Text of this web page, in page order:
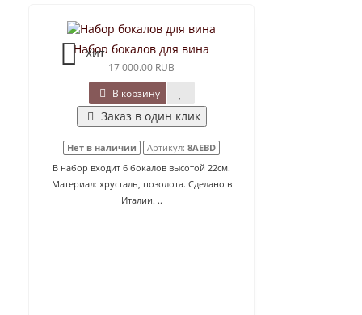
Хит
Набор бокалов для вина
17 000.00 RUB
В корзину
Заказ в один клик
Нет в наличии Артикул: 8AEBD
В набор входит 6 бокалов высотой 22см.
Материал: хрусталь, позолота. Сделано в
Италии. ..